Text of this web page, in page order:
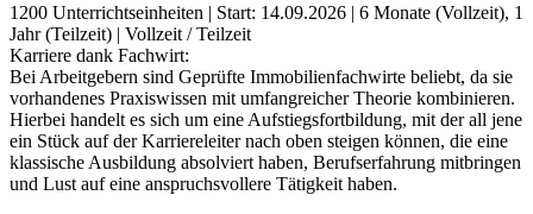
1200 Unterrichtseinheiten | Start: 14.09.2026 | 6 Monate (Vollzeit), 1
Jahr (Teilzeit) | Vollzeit / Teilzeit
Karriere dank Fachwirt:
Bei Arbeitgebern sind Geprüfte Immobilienfachwirte beliebt, da sie
vorhandenes Praxiswissen mit umfangreicher Theorie kombinieren.
Hierbei handelt es sich um eine Aufstiegsfortbildung, mit der all jene
ein Stück auf der Karriereleiter nach oben steigen können, die eine
klassische Ausbildung absolviert haben, Berufserfahrung mitbringen
und Lust auf eine anspruchsvollere Tätigkeit haben.